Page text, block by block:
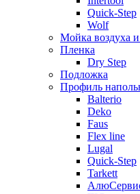
Quick-Step
Wolf
Мойка воздуха
Пленка
Dry Step
Подложка
Профиль
Balterio
Deko
Faus
Flex line
Lugal
Quick-Step
Tarkett